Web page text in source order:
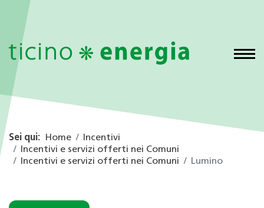
Sei qui: Home
Incentivi
Incentivi e servizi offerti nei Comuni
Incentivi e servizi offerti nei Comuni
Lumino